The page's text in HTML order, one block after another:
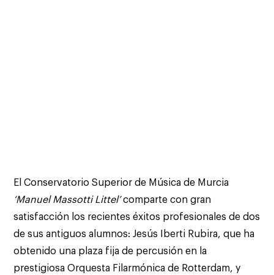
El Conservatorio Superior de Música de Murcia
‘Manuel Massotti Littel’comparte con gran
satisfacción los recientes éxitos profesionales de dos
de sus antiguos alumnos: Jesús Iberti Rubira, que ha
obtenido una plaza fija de percusión en la
prestigiosa Orquesta Filarmónica de Rotterdam, y